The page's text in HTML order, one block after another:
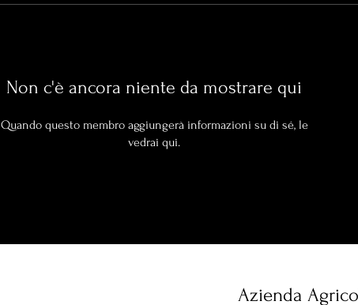
Non c'è ancora niente da mostrare qui
Quando questo membro aggiungerà informazioni su di sé, le
vedrai qui.
Azienda